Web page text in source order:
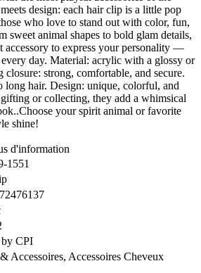
design: each hair clip is a little pop
who love to stand out with color, fun,
sweet animal shapes to bold glam details,
accessory to express your personality —
day. Material: acrylic with a glossy or
closure: strong, comfortable, and secure.
long hair. Design: unique, colorful, and
or collecting, they add a whimsical
your spirit animal or favorite
shine!
d'information
1551
CPI
Accessoires, Accessoires Cheveux